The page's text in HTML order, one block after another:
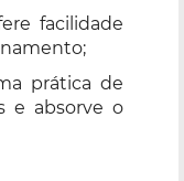
facilidade
prática de
e absorve o